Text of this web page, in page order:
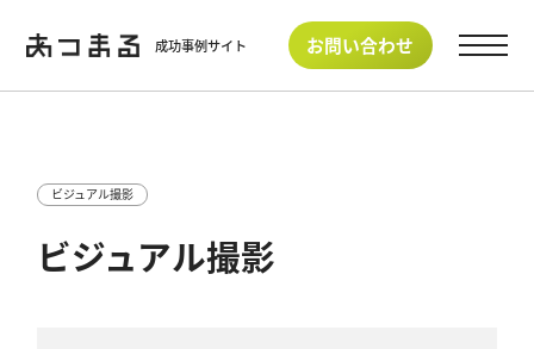
成功事例サイト お問い合わせ
ビジュアル撮影
ビジュアル撮影